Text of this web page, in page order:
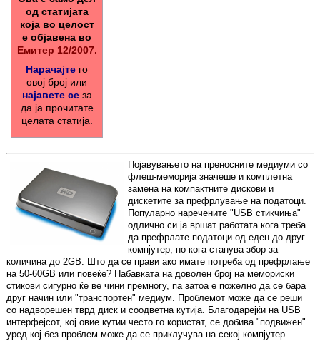
од статијата
која во целост
е објавена во
Емитер 12/2007.
Нарачајте го
овој број или
најавете сеза
да ја прочитате
целата статија.
Појавувањето на преносните медиуми со
флеш-меморија значеше и комплетна
замена на компактните дискови и
дискетите за префрлување на податоци.
Популарно наречените "USB стикчиња"
одлично си ја вршат работата кога треба
да префрлате податоци од еден до друг
компјутер, но кога станува збор за
количина до 2GB. Што да се прави ако имате потреба од префрлање
на 50-60GB или повеќе? Набавката на доволен број на мемориски
стикови сигурно ќе ве чини премногу, па затоа е пожелно да се бара
друг начин или "транспортен" медиум. Проблемот може да се реши
со надворешен тврд диск и соодветна кутија. Благодарејќи на USB
интерфејсот, кој овие кутии често го користат, се добива "подвижен"
уред кој без проблем може да се приклучува на секој компјутер.